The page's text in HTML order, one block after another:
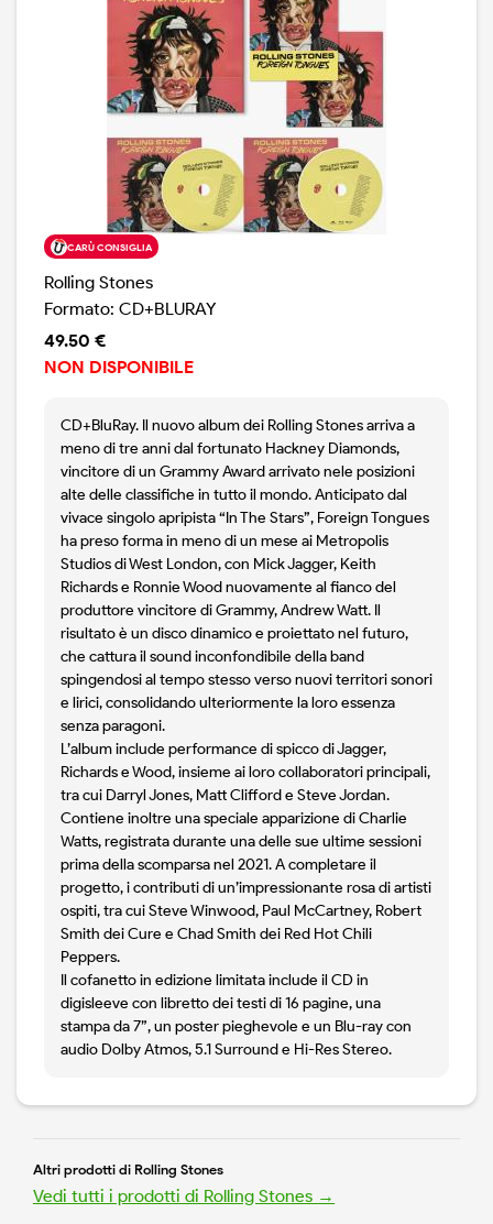
CARÙ CONSIGLIA
Rolling Stones
Formato: CD+BLURAY
49.50 €
NON DISPONIBILE
CD+BluRay. Il nuovo album dei Rolling Stones arriva a
meno di tre anni dal fortunato Hackney Diamonds,
vincitore di un Grammy Award arrivato nele posizioni
alte delle classifiche in tutto il mondo. Anticipato dal
vivace singolo apripista “In The Stars”, Foreign Tongues
ha preso forma in meno di un mese ai Metropolis
Studios di West London, con Mick Jagger, Keith
Richards e Ronnie Wood nuovamente al fianco del
produttore vincitore di Grammy, Andrew Watt. Il
risultato è un disco dinamico e proiettato nel futuro,
che cattura il sound inconfondibile della band
spingendosi al tempo stesso verso nuovi territori sonori
e lirici, consolidando ulteriormente la loro essenza
senza paragoni.
L’album include performance di spicco di Jagger,
Richards e Wood, insieme ai loro collaboratori principali,
tra cui Darryl Jones, Matt Clifford e Steve Jordan.
Contiene inoltre una speciale apparizione di Charlie
Watts, registrata durante una delle sue ultime sessioni
prima della scomparsa nel 2021. A completare il
progetto, i contributi di un’impressionante rosa di artisti
ospiti, tra cui Steve Winwood, Paul McCartney, Robert
Smith dei Cure e Chad Smith dei Red Hot Chili
Peppers.
Il cofanetto in edizione limitata include il CD in
digisleeve con libretto dei testi di 16 pagine, una
stampa da 7”, un poster pieghevole e un Blu-ray con
audio Dolby Atmos, 5.1 Surround e Hi-Res Stereo.
Altri prodotti di Rolling Stones
Vedi tutti i prodotti di Rolling Stones →